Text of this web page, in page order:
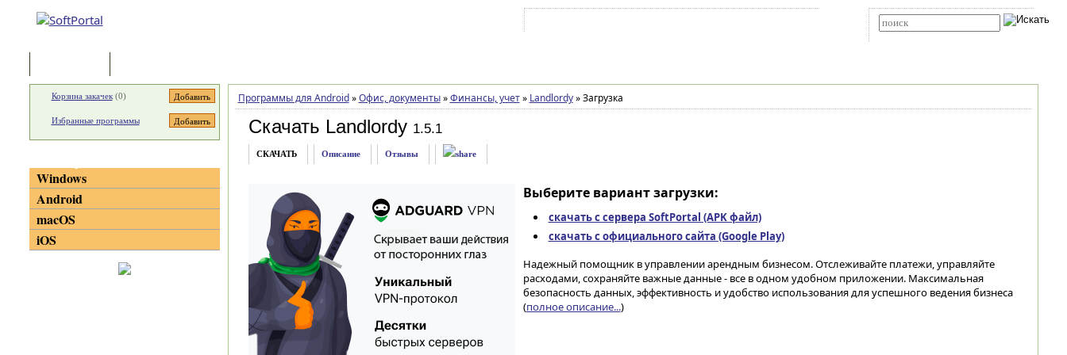
Программы для Android » Офис, документы » Финансы, учет » Landlordy »Загрузка
Скачать Landlordy 1.5.1
СКАЧАТЬ Описание Отзывы
Выберите вариант загрузки:
скачать с сервера SoftPortal (APK файл)
скачать с официального сайта (Google Play)
Надежный помощник в управлении арендным бизнесом. Отслеживайте платежи, управляйте
расходами, сохраняйте важные данные - все в одном удобном приложении. Максимальная
безопасность данных, эффективность и удобство использования для успешного ведения бизнеса
(полное описание...)
Корзина закачек(0)
Избранные программы
Windows
Android
macOS
iOS